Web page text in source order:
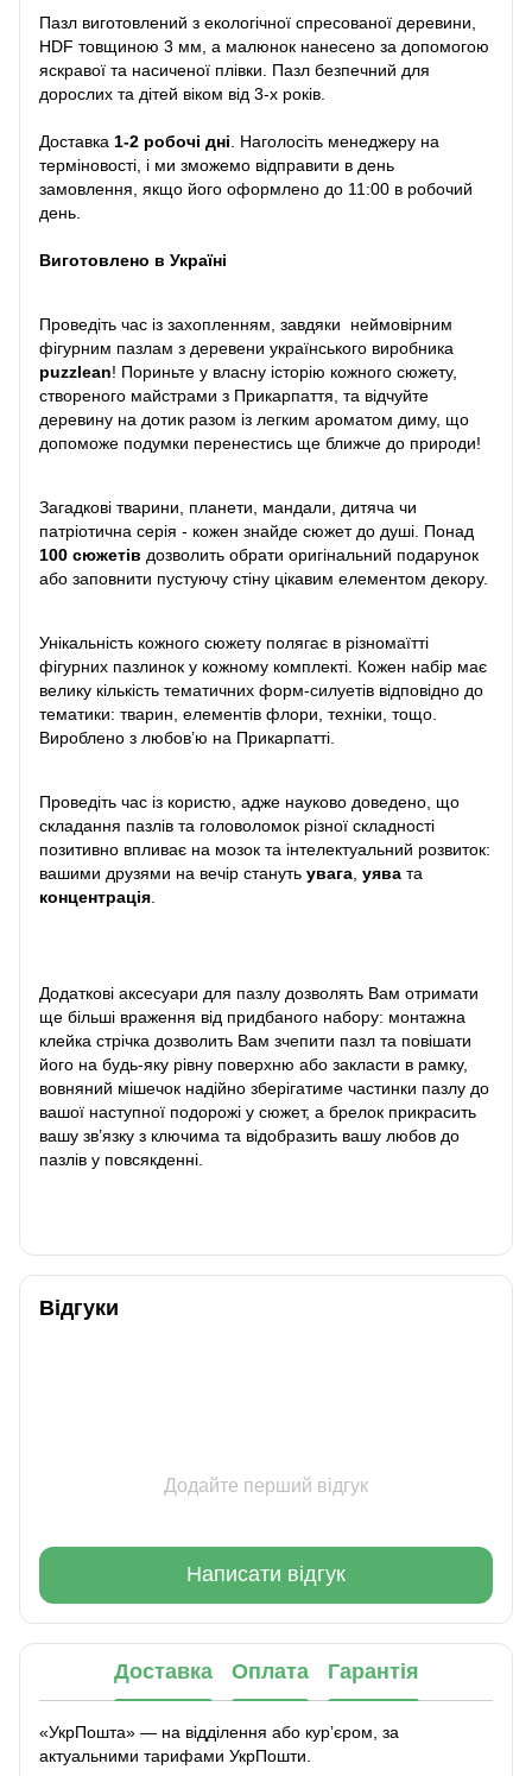
Пазл виготовлений з екологічної спресованої деревини,
HDF товщиною 3 мм, а малюнок нанесено за допомогою
яскравої та насиченої плівки. Пазл безпечний для
дорослих та дітей віком від 3-х років.
Доставка 1-2 робочі дні . Наголосіть менеджеру на
терміновості, і ми зможемо відправити в день
замовлення, якщо його оформлено до 11:00 в робочий
день.
Виготовлено в Україні
Проведіть час із захопленням, завдяки неймовірним
фігурним пазлам з деревени українського виробника
puzzlean! Пориньте у власну історію кожного сюжету,
створеного майстрами з Прикарпаття, та відчуйте
деревину на дотик разом із легким ароматом диму, що
допоможе подумки перенестись ще ближче до природи!
Загадкові тварини, планети, мандали, дитяча чи
патріотична серія - кожен знайде сюжет до душі. Понад
100 сюжетів дозволить обрати оригінальний подарунок
або заповнити пустуючу стіну цікавим елементом декору.
Унікальність кожного сюжету полягає в різномаїтті
фігурних пазлинок у кожному комплекті. Кожен набір має
велику кількість тематичних форм-силуетів відповідно до
тематики: тварин, елементів флори, техніки, тощо.
Вироблено з любов’ю на Прикарпатті.
Проведіть час із користю, адже науково доведено, що
складання пазлів та головоломок різної складності
позитивно впливає на мозок та інтелектуальний розвиток:
вашими друзями на вечір стануть увага уява та
концентрація
Додаткові аксесуари для пазлу дозволять Вам отримати
ще більші враження від придбаного набору: монтажна
клейка стрічка дозволить Вам зчепити пазл та повішати
його на будь-яку рівну поверхню або закласти в рамку,
вовняний мішечок надійно зберігатиме частинки пазлу до
вашої наступної подорожі у сюжет, а брелок прикрасить
вашу зв’язку з ключима та відобразить вашу любов до
пазлів у повсякденні.
Відгуки
Додайте перший відгук
Написати відгук
Доставка Оплата Гарантія
«УкрПошта» — на відділення або курʼєром, за
актуальними тарифами УкрПошти.